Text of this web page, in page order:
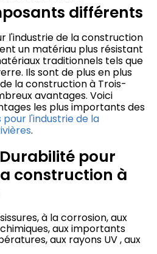
différents
l'industrie de la construction
un matériau plus résistant
traditionnels tels que
Ils sont de plus en plus
la construction à Trois-
avantages. Voici
les plus importants des
l'industrie de la
.
pour
construction à
à la corrosion, aux
aux importants
aux rayons UV , aux